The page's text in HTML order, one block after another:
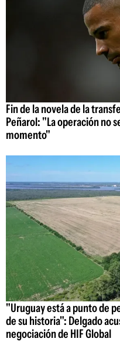
Fin de la novela de la
Peñarol: "La operación no
momento"
"Uruguay está a punto de
de su historia": Delgado
negociación de HIF Global